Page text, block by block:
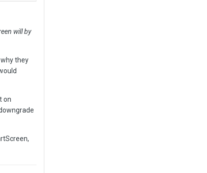
will by
they
on